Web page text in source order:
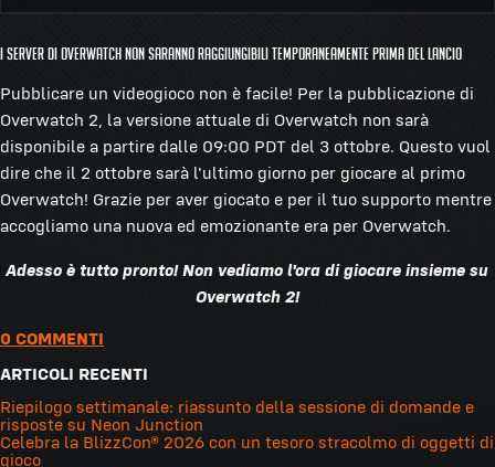
numero di telefono valido al loro account Battle.net
rientra nell'iniziativa Matrice Difensiva, un sistema
per combattere su più fronti i comportamenti di
gioco dannosi.Puoi avere maggiori informazioni
sulla Matrice Difensiva qui. Ecco come attivare la
protezione tramite cellulare sul tuo account:
Vai suhttps://account.battle.net/ed effettua
l'accesso. Vai su "Dettagli account".
prefisso, nel campo "Numero di telefono".
Ricorda che il prefisso è limitato al Paese
non possono essere usati per gli avvisi sul
cellulare.
Clicca su "Continua". Riceverai un SMS
Crea il tuo account Battle.net -Per giocare a
Overwatch 2 su qualsiasi piattaforma è necessario
un account Battle.net.Puoi creare un account
Battle.net qui.
RICHIESTO PER GIOCARE: Protezione con avvisi sul
cellulare- Tutti i giocatori devono associare un
numero di telefono valido al loro account Battle.net
per poter giocare a Overwatch 2. Questa precauzione
rientra nell'iniziativa Matrice Difensiva, un sistema
gioco dannosi.
sulla Matrice Difensiva qui
protezione tramite cellulare sul tuo account:
Vai suhttps://account.battle.net/
l'accesso. Vai su "Dettagli account".
I server di Overwatch non saranno raggiungibili temporaneamente prima del lancio
Pubblicare un videogioco non è facile! Per la pubblicazione di
Overwatch 2, la versione attuale di Overwatch non sarà
disponibile a partire dalle 09:00 PDT del 3 ottobre. Questo vuol
dire che il 2 ottobre sarà l'ultimo giorno per giocare al primo
Overwatch! Grazie per aver giocato e per il tuo supporto mentre
accogliamo una nuova ed emozionante era per Overwatch.
Adesso è tutto pronto! Non vediamo l'ora di giocare insieme su
Overwatch 2!
0 COMMENTI
ARTICOLI RECENTI
Riepilogo settimanale: riassunto della sessione di domande e
risposte su Neon Junction
Celebra la BlizzCon® 2026 con un tesoro stracolmo di oggetti di
gioco